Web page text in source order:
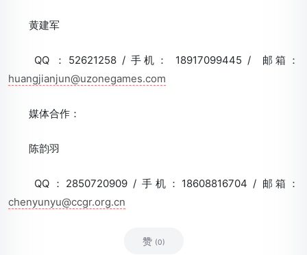
黄建军
QQ ：52621258 / 手机： 18917099445 / 邮箱：
huangjianjun@uzonegames.com
媒体合作：
陈韵羽
QQ：2850720909 / 手机：18608816704 / 邮箱：
chenyunyu@ccgr.org.cn
赞 (0)